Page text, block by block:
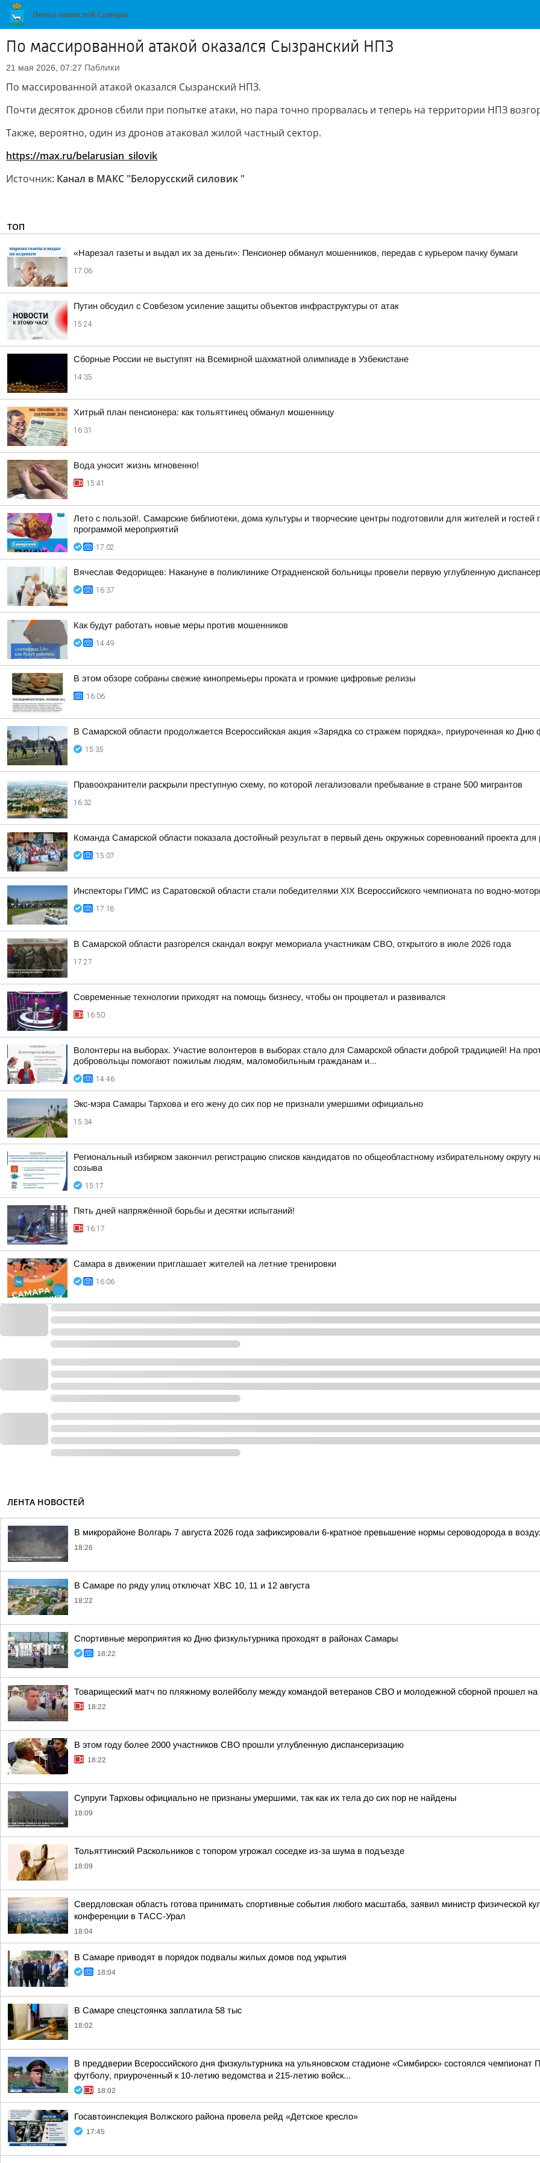
По массированной атакой оказался Сызранский НПЗ
21 мая 2026, 07:27 Паблики
По массированной атакой оказался Сызранский НПЗ.
Почти десяток дронов сбили при попытке атаки, но пара точно прорвалась и теперь на территории НПЗ
Также, вероятно, один из дронов атаковал жилой частный сектор.
https://max.ru/belarusian_silovik
Источник: Канал в МАКС "Белорусский силовик "
ТОП
«Нарезал газеты и выдал их за деньги»: Пенсионер обманул мошенников, передав с курьером пачку бумаги
17:06
Путин обсудил с Совбезом усиление защиты объектов инфраструктуры от атак
15:24
Сборные России не выступят на Всемирной шахматной олимпиаде в Узбекистане
14:35
Хитрый план пенсионера: как тольяттинец обманул мошенницу
16:31
Вода уносит жизнь мгновенно!
15:41
Лето с пользой!. Самарские библиотеки, дома культуры и творческие центры подготовили для жителей и
программой мероприятий
17:02
Вячеслав Федорищев: Накануне в поликлинике Отрадненской больницы провели первую углубленную
16:37
Как будут работать новые меры против мошенников
14:49
В этом обзоре собраны свежие кинопремьеры проката и громкие цифровые релизы
16:06
В Самарской области продолжается Всероссийская акция «Зарядка со стражем порядка», приуроченная ко Дню
15:35
Правоохранители раскрыли преступную схему, по которой легализовали пребывание в стране 500 мигрантов
16:32
Команда Самарской области показала достойный результат в первый день окружных соревнований проекта
15:07
Инспекторы ГИМС из Саратовской области стали победителями XIX Всероссийского чемпионата по водно-
17:18
В Самарской области разгорелся скандал вокруг мемориала участникам СВО, открытого в июле 2026 года
17:27
Современные технологии приходят на помощь бизнесу, чтобы он процветал и развивался
16:50
Волонтеры на выборах. Участие волонтеров в выборах стало для Самарской области доброй традицией! На
добровольцы помогают пожилым людям, маломобильным гражданам и...
14:46
Экс-мэра Самары Тархова и его жену до сих пор не признали умершими официально
15:34
Региональный избирком закончил регистрацию списков кандидатов по общеобластному избирательному
созыва
15:17
Пять дней напряжённой борьбы и десятки испытаний!
16:17
Самара в движении приглашает жителей на летние тренировки
16:06
ЛЕНТА НОВОСТЕЙ
В микрорайоне Волгарь 7 августа 2026 года зафиксировали 6-кратное превышение нормы сероводорода в
18:26
В Самаре по ряду улиц отключат ХВС 10, 11 и 12 августа
18:22
Спортивные мероприятия ко Дню физкультурника проходят в районах Самары
18:22
Товарищеский матч по пляжному волейболу между командой ветеранов СВО и молодежной сборной прошел
18:22
В этом году более 2000 участников СВО прошли углубленную диспансеризацию
18:22
Супруги Тарховы официально не признаны умершими, так как их тела до сих пор не найдены
18:09
Тольяттинский Раскольников с топором угрожал соседке из-за шума в подъезде
18:09
Свердловская область готова принимать спортивные события любого масштаба, заявил министр физической
конференции в ТАСС-Урал
18:04
В Самаре приводят в порядок подвалы жилых домов под укрытия
18:04
В Самаре спецстоянка заплатила 58 тыс
18:02
В преддверии Всероссийского дня физкультурника на ульяновском стадионе «Симбирск» состоялся чемпионат
футболу, приуроченный к 10-летию ведомства и 215-летию войск...
18:02
Госавтоинспекция Волжского района провела рейд «Детское кресло»
17:45